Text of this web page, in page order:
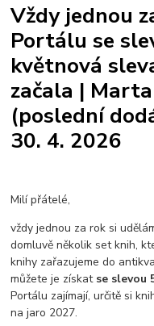
Vždy jednou
Portálu se
květnová
začala |
(poslední
30. 4. 2026
Milí přátelé,
vždy jednou za rok si
domluvě několik set knih,
knihy zařazujeme do
můžete je získat se slevou
Portálu zajímají, určitě si
na jaro 2027.